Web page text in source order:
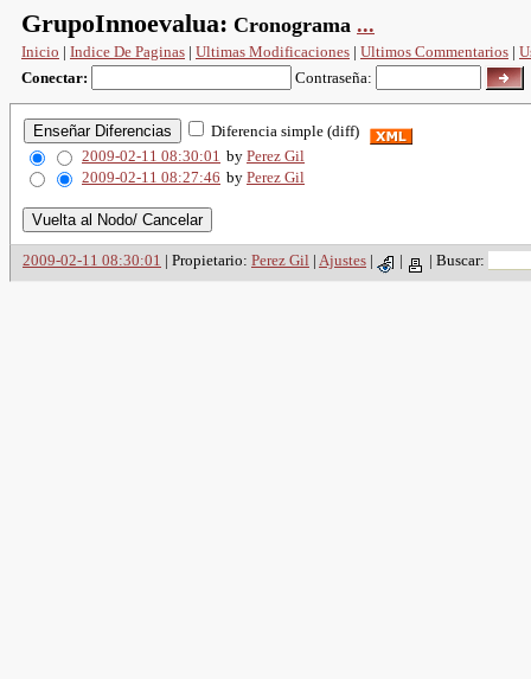
GrupoInnoevalua: Cronograma ...
Inicio | Indice De Paginas | Ultimas Modificaciones | Ultimos Commentarios |
Conectar:
Contraseña:
Diferencia simple (diff)
2009-02-11 08:30:01 by Perez Gil
2009-02-11 08:27:46 by Perez Gil
2009-02-11 08:30:01 | Propietario: Perez Gil | Ajustes | | | Buscar: